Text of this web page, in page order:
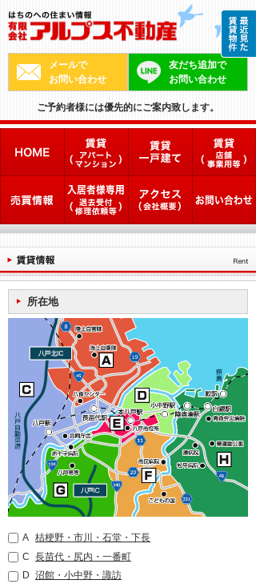
メールで
お問い合わせ
友だち追加で
お問い合わせ
ご予約者様には優先的にご案内致します。
所在地
A 桔梗野・市川・石堂・下長
C 長苗代・尻内・一番町
D 沼館・小中野・諏訪